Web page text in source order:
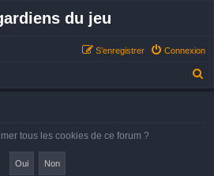
du jeu
Connexion
S’enregistrer
tous les cookies de ce forum ?